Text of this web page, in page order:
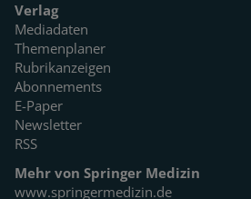
Verlag
Mediadaten
Themenplaner
Rubrikanzeigen
Abonnements
E-Paper
Newsletter
RSS
Mehr von Springer Medizin
www.springermedizin.de